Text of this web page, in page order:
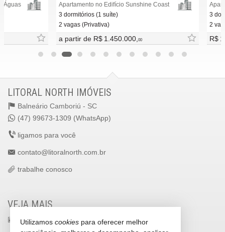
Apartamento no Edifício Sunshine Coast
3 dormitórios (1 suíte)
2 vagas (Privativa)
a partir deR$ 1.450.000, 00
3
2 vagas
R$
LITORAL NORTH IMÓVEIS
Balneário Camboriú - SC
(47) 99673-1309 (WhatsApp)
ligamos para você
contato@litoralnorth.com.br
trabalhe conosco
VEJA MAIS
receba nosso newsletter
Utilizamos cookies para oferecer melhor